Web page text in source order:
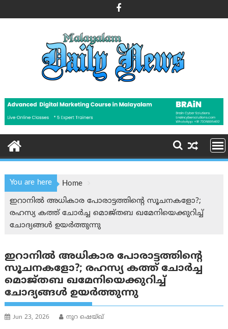
to
You are here
Home
ഇറാനിൽ അധികാര പോരാട്ടത്തിന്റെ സൂചനകളോ?;
രഹസ്യ കത്ത് ചോർച്ച മൊജ്തബ ഖമേനിയെക്കുറിച്ച്
ചോദ്യങ്ങൾ ഉയർത്തുന്നു
ഇറാനിൽ അധികാര പോരാട്ടത്തിന്റെ
സൂചനകളോ?; രഹസ്യ കത്ത് ചോർച്ച
മൊജ്തബ ഖമേനിയെക്കുറിച്ച്
ചോദ്യങ്ങൾ ഉയർത്തുന്നു
Jun 23, 2026 നൂറ ഷെയ്ഖ്